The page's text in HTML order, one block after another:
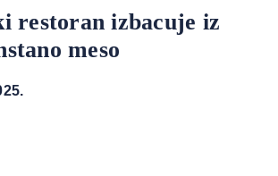
restoran izbacuje iz
meso